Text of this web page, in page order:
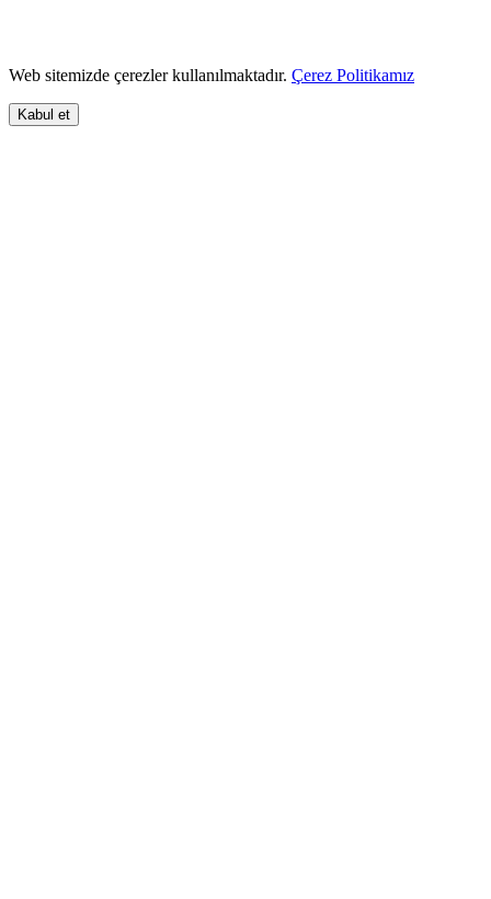
Web sitemizde çerezler kullanılmaktadır. Çerez Politikamız
Kabul et